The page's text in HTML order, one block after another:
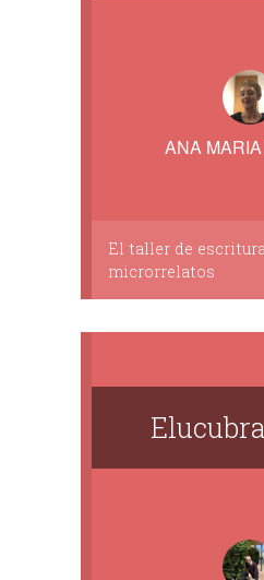
ANA
El taller de
microrrelatos